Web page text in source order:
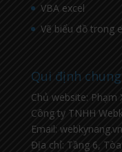
VBA excel
Vẽ biểu đồ trong
Qui định chung
Chủ website: Phạm
Công ty TNHH
Email:
Địa chỉ: Tầng 6,